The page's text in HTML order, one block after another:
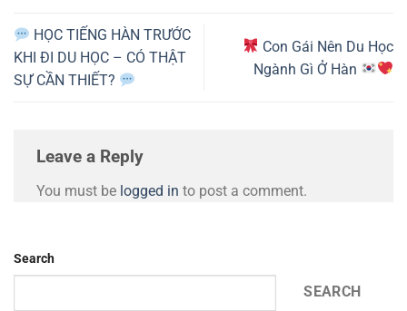
HỌC TIẾNG HÀN TRƯỚC
KHI ĐI DU HỌC – CÓ THẬT
SỰ CẦN THIẾT?
Con Gái Nên Du Học
Ngành Gì Ở Hàn
Leave a Reply
You must be logged in to post a comment.
Search
SEARCH